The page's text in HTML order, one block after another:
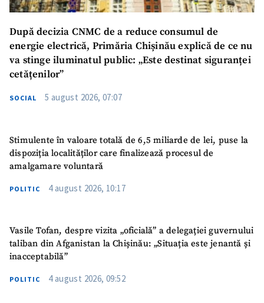
După decizia CNMC de a reduce consumul de
energie electrică, Primăria Chișinău explică de ce nu
va stinge iluminatul public: „Este destinat siguranței
cetățenilor”
SOCIAL 5 august 2026, 07:07
Stimulente în valoare totală de 6,5 miliarde de lei, puse la
dispoziția localităților care finalizează procesul de
amalgamare voluntară
POLITIC 4 august 2026, 10:17
Vasile Tofan, despre vizita „oficială” a delegației guvernului
taliban din Afganistan la Chișinău: „Situația este jenantă și
inacceptabilă”
POLITIC 4 august 2026, 09:52
Email+ Emailul meu
Telefon
+ Telefon personal
confidențialitate